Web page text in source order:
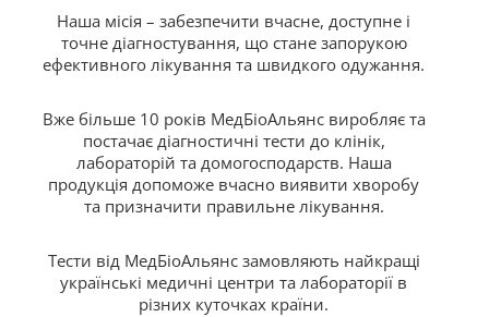
Наша місія – забезпечити вчасне, доступне і
точне діагностування, що стане запорукою
ефективного лікування та швидкого одужання.
Вже більше 10 років МедБіоАльянс виробляє та
постачає діагностичні тести до клінік,
лабораторій та домогосподарств. Наша
продукція допоможе вчасно виявити хворобу
та призначити правильне лікування.
Тести від МедБіоАльянс замовляють найкращі
українські медичні центри та лабораторії в
різних куточках країни.